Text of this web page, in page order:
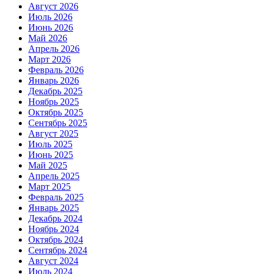
Август 2026
Июль 2026
Июнь 2026
Май 2026
Апрель 2026
Март 2026
Февраль 2026
Январь 2026
Декабрь 2025
Ноябрь 2025
Октябрь 2025
Сентябрь 2025
Август 2025
Июль 2025
Июнь 2025
Май 2025
Апрель 2025
Март 2025
Февраль 2025
Январь 2025
Декабрь 2024
Ноябрь 2024
Октябрь 2024
Сентябрь 2024
Август 2024
Июль 2024